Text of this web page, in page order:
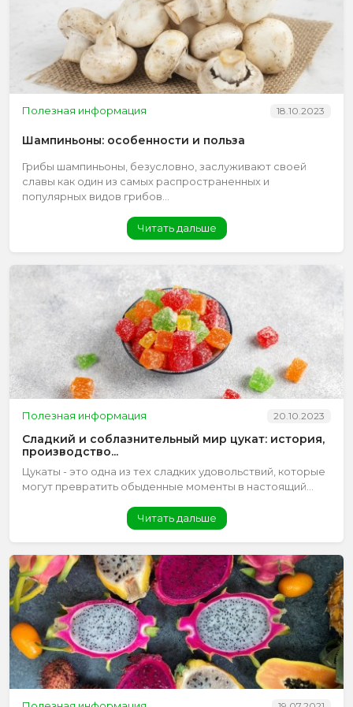
Полезная информация 18.10.2023
Шампиньоны: особенности и польза
Грибы шампиньоны, безусловно, заслуживают своей
славы как один из самых распространенных и
популярных видов грибов...
Читать дальше
Полезная информация 20.10.2023
Сладкий и соблазнительный мир цукат: история,
производство...
Цукаты - это одна из тех сладких удовольствий, которые
могут превратить обыденные моменты в настоящий...
Читать дальше